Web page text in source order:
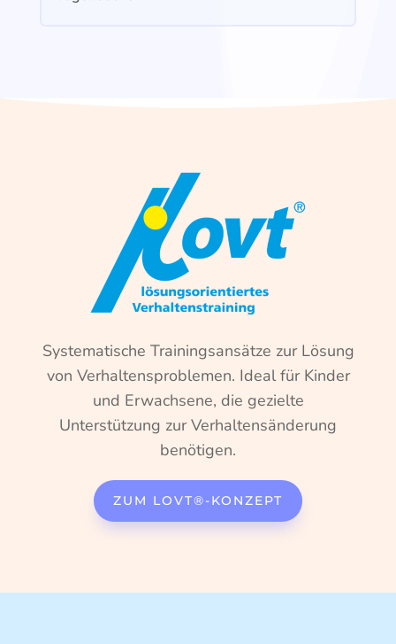
Systematische Trainingsansätze zur Lösung
von Verhaltensproblemen. Ideal für Kinder
und Erwachsene, die gezielte
Unterstützung zur Verhaltensänderung
benötigen.
ZUM LOVT®-KONZEPT